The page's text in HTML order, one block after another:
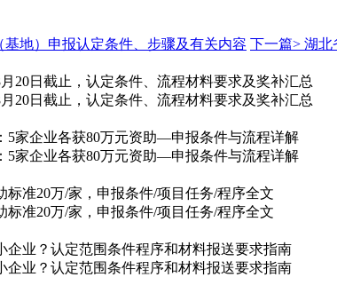
地）申报认定条件、步骤及有关内容 下一篇> 湖北
20日截止，认定条件、流程材料要求及奖补汇总
20日截止，认定条件、流程材料要求及奖补汇总
5家企业各获80万元资助—申报条件与流程详解
5家企业各获80万元资助—申报条件与流程详解
准20万/家，申报条件/项目任务/程序全文
准20万/家，申报条件/项目任务/程序全文
企业？认定范围条件程序和材料报送要求指南
企业？认定范围条件程序和材料报送要求指南